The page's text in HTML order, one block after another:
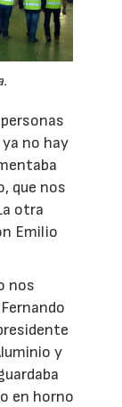
ya no hay
que nos
otra
Emilio
nos
y
en horno